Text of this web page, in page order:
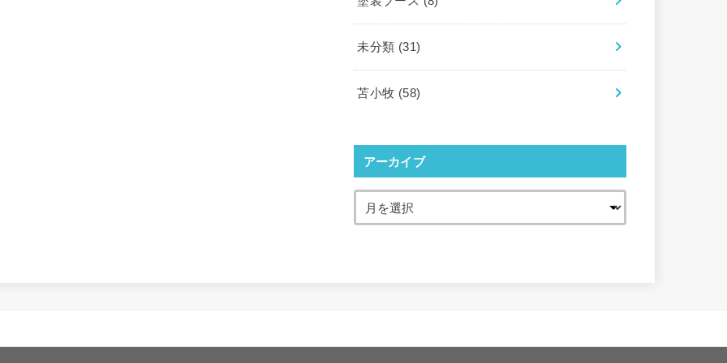
未分類 (31)
苫小牧 (58)
アーカイブ